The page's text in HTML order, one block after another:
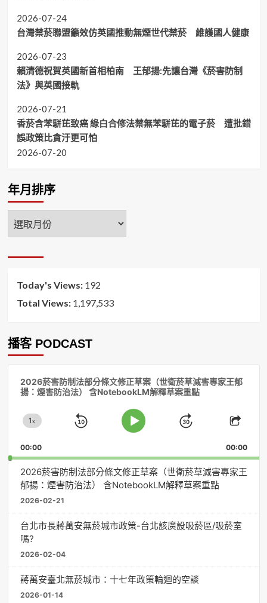
2026-07-24
台灣禁菸聯盟籲效仿英國推動無煙世代禁菸 維護國人健康
2026-07-23
賴清德祝賀英國新首相柏南 王郁揚:先讓台灣《菸害防制
法》與英國接軌
2026-07-21
香菸含苯駢芘致癌 綠白合修法禁無苯駢芘的電子菸 遭批錯
誤政策比貪汙更可怕
2026-07-20
年月排序
年
月
序
Today's Views: 192
Total Views: 1,197,533
播客 PODCAST
2026菸害防制法部分條文修正草案（世衛菸草減害專家王郁
揚：煙害防治法） 含NotebookLM解釋草案重點
Change
Rate
1x
Skip
Play
Jump
Forward
Share
00:00 00:00
2026菸害防制法部分條文修正草案（世衛菸草減害專家王
郁揚：煙害防治法） 含NotebookLM解釋草案重點
2026-02-21
台北市長蔣萬安無菸城市政策-台北該廣設吸菸區/吸菸室
嗎?
2026-02-04
蔣萬安臺北無菸城市：十七年政策輪迴的空談
2026-01-14